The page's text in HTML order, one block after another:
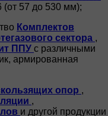
57 до 530 мм);
Комплектов
сектора ,
ППУ с различными
армированная
опор ,
,
и другой продукции